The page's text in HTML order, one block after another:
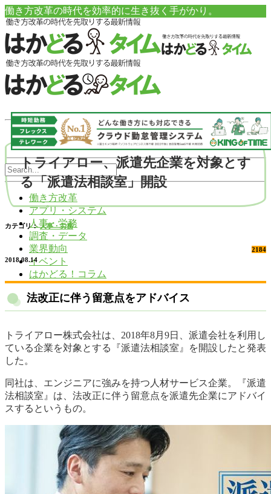
働き方改革の時代を効率的に生き抜く手がかり。
働き方改革
アプリ・システム
人事・労務
調査・データ
業界動向
イベント
はかどる！コラム
トライアロー、派遣先企業を対象とす
る「派遣法相談室」開設
カテゴリ： 人事・労務
2184
2018.08.14
法改正に伴う留意点をアドバイス
トライアロー株式会社は、2018年8月9日、派遣会社を利用し
ている企業を対象とする『派遣法相談室』を開設したと発表
した。
同社は、エンジニアに強みを持つ人材サービス企業。『派遣
法相談室』は、法改正に伴う留意点を派遣先企業にアドバイ
スするというもの。